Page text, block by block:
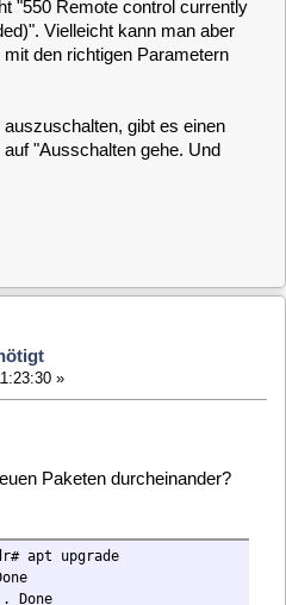
durcheinander?
vdr-plugin-softhddevice-intel
remove and 5 not upgraded.
n
dist-upgrade
installed and are no longer
libxml++-2.6-2